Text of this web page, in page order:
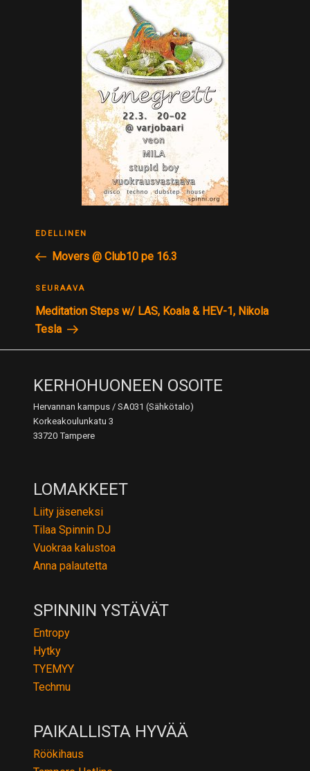
ARTIKKELIEN
SELAUS
Edellinen
postaus
EDELLINEN
Movers @ Club10 pe 16.3
Seuraava
postaus
SEURAAVA
Meditation Steps w/ LAS, Koala & HEV-1, Nikola
Tesla
KERHOHUONEEN OSOITE
Hervannan kampus / SA031 (Sähkötalo)
Korkeakoulunkatu 3
33720 Tampere
LOMAKKEET
Liity jäseneksi
Tilaa Spinnin DJ
Vuokraa kalustoa
Anna palautetta
SPINNIN YSTÄVÄT
Entropy
Hytky
TYEMYY
Techmu
PAIKALLISTA HYVÄÄ
Röökihaus